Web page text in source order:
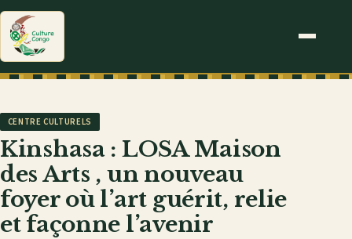
CENTRE CULTURELS
Kinshasa : LOSA Maison
des Arts , un nouveau
foyer où l’art guérit, relie
et façonne l’avenir